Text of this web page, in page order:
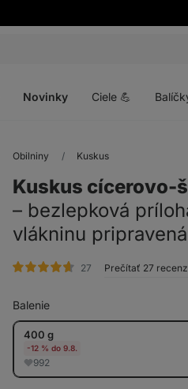
Novinky Ciele 💪
Obilniny Kuskus
Kuskus cícerovo-
⁠–⁠ bezlepková
vlákninu
27 hodnotenie
Prečítať 27
Balenie
400 g
-12 % do 9.8.
992